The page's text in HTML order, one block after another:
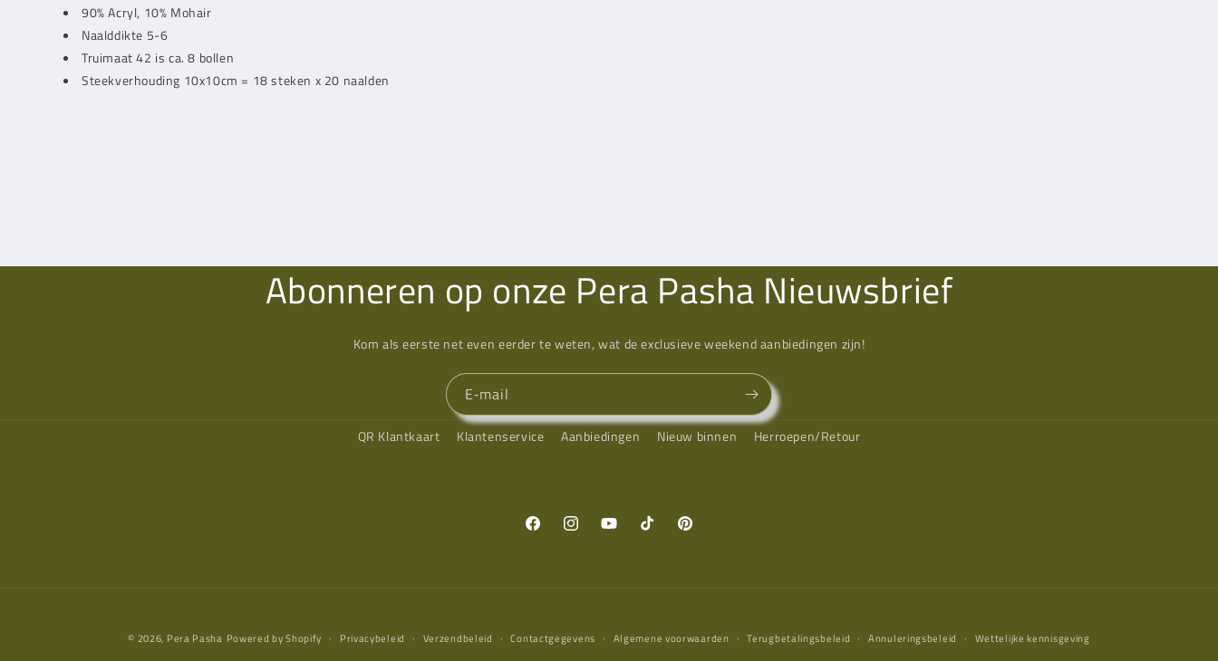
90% Acryl, 10% Mohair
Naalddikte 5-6
Truimaat 42 is ca. 8 bollen
Steekverhouding 10x10cm = 18 steken x 20 naalden
Abonneren op onze Pera Pasha Nieuwsbrief
Kom als eerste net even eerder te weten, wat de exclusieve weekend aanbiedingen zijn!
E‑mail
QR Klantkaart Klantenservice Aanbiedingen Nieuw binnen Herroepen/Retour
FacebookInstagramYouTubeTikTok Pinterest
© 2026, Pera Pasha Powered by Shopify Privacybeleid Verzendbeleid Contactgegevens Algemene voorwaarden Terugbetalingsbeleid Annuleringsbeleid Wettelijke kennisgeving